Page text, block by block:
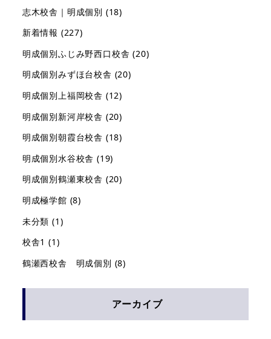
志木校舎｜明成個別 (18)
新着情報 (227)
明成個別ふじみ野西口校舎 (20)
明成個別みずほ台校舎 (20)
明成個別上福岡校舎 (12)
明成個別新河岸校舎 (20)
明成個別朝霞台校舎 (18)
明成個別水谷校舎 (19)
明成個別鶴瀬東校舎 (20)
明成極学館 (8)
未分類 (1)
校舎1 (1)
鶴瀬西校舎 明成個別 (8)
アーカイブ